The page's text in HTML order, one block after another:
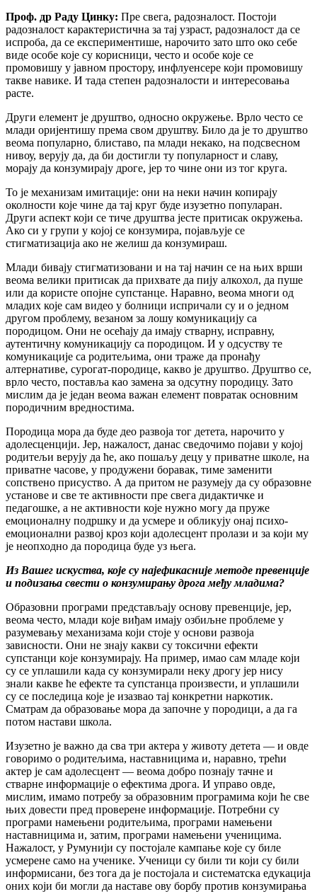
Проф. др Раду Цинку: Пре свега, радозналост. Постоји
радозналост карактеристична за тај узраст, радозналост да се
испроба, да се експериментише, нарочито зато што око себе
виде особе које су корисници, често и особе које се
промовишу у јавном простору, инфлуенсере који промовишу
такве навике. И тада степен радозналости и интересовања
расте.
Други елемент је друштво, односно окружење. Врло често се
млади оријентишу према свом друштву. Било да је то друштво
веома популарно, блиставо, па млади некако, на подсвесном
нивоу, верују да, да би достигли ту популарност и славу,
морају да конзумирају дроге, јер то чине они из тог круга.
То је механизам имитације: они на неки начин копирају
околности које чине да тај круг буде изузетно популаран.
Други аспект који се тиче друштва јесте притисак окружења.
Ако си у групи у којој се конзумира, појављује се
стигматизација ако не желиш да конзумираш.
Млади бивају стигматизовани и на тај начин се на њих врши
веома велики притисак да прихвате да пију алкохол, да пуше
или да користе опојне супстанце. Наравно, веома многи од
младих које сам видео у болници испричали су и о једном
другом проблему, везаном за лошу комуникацију са
породицом. Они не осећају да имају стварну, исправну,
аутентичну комуникацију са породицом. И у одсуству те
комуникације са родитељима, они траже да пронађу
алтернативе, сурогат-породице, какво је друштво. Друштво се,
врло често, поставља као замена за одсутну породицу. Зато
мислим да је један веома важан елемент повратак основним
породичним вредностима.
Породица мора да буде део развоја тог детета, нарочито у
адолесценцији. Јер, нажалост, данас сведочимо појави у којој
родитељи верују да ће, ако пошаљу децу у приватне школе, на
приватне часове, у продужени боравак, тиме заменити
сопствено присуство. А да притом не разумеју да су образовне
установе и све те активности пре свега дидактичке и
педагошке, а не активности које нужно могу да пруже
емоционалну подршку и да усмере и обликују онај психо-
емоционални развој кроз који адолесцент пролази и за који му
је неопходно да породица буде уз њега.
Из Вашег искуства, које су најефикасније методе превенције
и подизања свести о конзумирању дрога међу младима?
Образовни програми представљају основу превенције, јер,
веома често, млади које виђам имају озбиљне проблеме у
разумевању механизама који стоје у основи развоја
зависности. Они не знају какви су токсични ефекти
супстанци које конзумирају. На пример, имао сам младе који
су се уплашили када су конзумирали неку дрогу јер нису
знали какве ће ефекте та супстанца произвести, и уплашили
су се последица које је изазвао тај конкретни наркотик.
Сматрам да образовање мора да започне у породици, а да га
потом настави школа.
Изузетно је важно да сва три актера у животу детета — и овде
говоримо о родитељима, наставницима и, наравно, трећи
актер је сам адолесцент — веома добро познају тачне и
стварне информације о ефектима дрога. И управо овде,
мислим, имамо потребу за образовним програмима који ће све
њих довести пред проверене информације. Потребни су
програми намењени родитељима, програми намењени
наставницима и, затим, програми намењени ученицима.
Нажалост, у Румунији су постојале кампање које су биле
усмерене само на ученике. Ученици су били ти који су били
информисани, без тога да је постојала и систематска едукација
оних који би могли да наставе ову борбу против конзумирања